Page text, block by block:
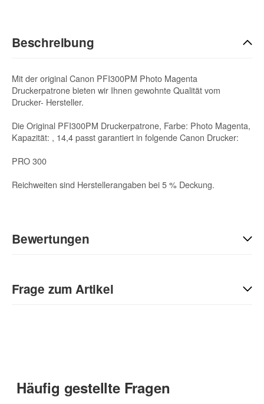
Beschreibung
Mit der original Canon PFI300PM Photo Magenta
Druckerpatrone bieten wir Ihnen gewohnte Qualität vom
Drucker- Hersteller.
Die Original PFI300PM Druckerpatrone, Farbe: Photo Magenta,
Kapazität: , 14,4 passt garantiert in folgende Canon Drucker:
PRO 300
Reichweiten sind Herstellerangaben bei 5 % Deckung.
Bewertungen
Sie Anderen bei der Kaufentscheidung:
Frage zum Artikel
Häufig gestellte Fragen